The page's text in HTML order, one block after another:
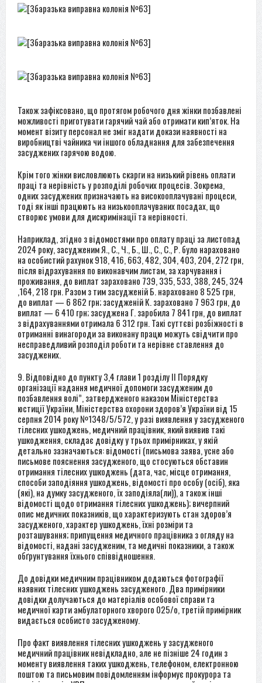
Також зафіксовано, що протягом робочого дня жінки позбавлені
можливості приготувати гарячий чай або отримати кип’яток. На
момент візиту персонал не зміг надати докази наявності на
виробництві чайника чи іншого обладнання для забезпечення
засуджених гарячою водою.
Крім того жінки висловлюють скарги на низький рівень оплати
праці та нерівність у розподілі робочих процесів. Зокрема,
одних засуджених призначають на високооплачувані процеси,
тоді як інші працюють на низькооплачуваних посадах, що
створює умови для дискримінації та нерівності.
Наприклад, згідно з відомостями про оплату праці за листопад
2024 року, засудженим Я., С., Ч., Б., Ш., С., С., Р. було нараховано
на особистий рахунок 918, 416, 663, 482, 304, 403, 204, 272 грн,
після відрахування по виконавчим листам, за харчування і
проживання, до виплат зараховано 739, 335, 533, 388, 245, 324
,164, 218 грн. Разом з тим засудженій Б. нараховано 8 525 грн,
до виплат — 6 862 грн; засудженій К. зараховано 7 963 грн, до
виплат — 6 410 грн; засуджена Г. заробила 7 841 грн, до виплат
з відрахуваннями отримала 6 312 грн. Такі суттєві розбіжності в
отриманні винагороди за виконану працю можуть свідчити про
несправедливий розподіл роботи та нерівне ставлення до
засуджених.
9. Відповідно до пункту 3,4 глави 1 розділу II Порядку
організації надання медичної допомоги засудженим до
позбавлення волі”, затвердженого наказом Міністерства
юстиції України, Міністерства охорони здоров’я України від 15
серпня 2014 року №1348/5/572, у разі виявлення у засудженого
тілесних ушкоджень, медичний працівник, який виявив такі
ушкодження, складає довідку у трьох примірниках, у якій
детально зазначаються: відомості (письмова заява, усне або
письмове пояснення засудженого, що стосуються обставин
отримання тілесних ушкоджень (дата, час, місце отримання,
способи заподіяння ушкоджень, відомості про особу (осіб), яка
(які), на думку засудженого, їх заподіяла(ли)), а також інші
відомості щодо отримання тілесних ушкоджень); вичерпний
опис медичних показників, що характеризують стан здоров’я
засудженого, характер ушкоджень, їхні розміри та
розташування; припущення медичного працівника з огляду на
відомості, надані засудженим, та медичні показники, а також
обґрунтування їхнього співвідношення.
До довідки медичним працівником додаються фотографії
наявних тілесних ушкоджень засудженого. Два примірники
довідки долучаються до матеріалів особової справи та
медичної карти амбулаторного хворого 025/о, третій примірник
видається особисто засудженому.
Про факт виявлення тілесних ушкоджень у засудженого
медичний працівник невідкладно, але не пізніше 24 годин з
моменту виявлення таких ушкоджень, телефоном, електронною
поштою та письмовим повідомленням інформує прокурора та